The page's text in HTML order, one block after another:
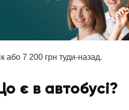
або 7 200 грн туди-назад.
є в автобусі?